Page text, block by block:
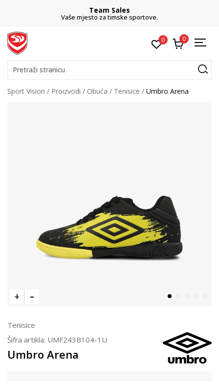
Team Sales
Vaše mjesto za timske sportove.
0 0
Pretraži stranicu
Sport Vision Proizvodi Obuća Tenisice Umbro Arena
Tenisice
Šifra artikla: UMF243B104-1U
Umbro Arena